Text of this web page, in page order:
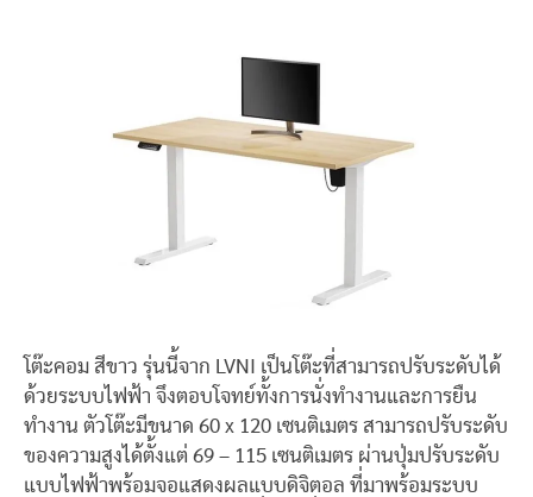
โต๊ะคอม สีขาว รุ่นนี้จาก LVNI เป็นโต๊ะที่สามารถปรับระดับได้
ด้วยระบบไฟฟ้า จึงตอบโจทย์ทั้งการนั่งทำงานและการยืน
ทำงาน ตัวโต๊ะมีขนาด 60 x 120 เซนติเมตร สามารถปรับระดับ
ของความสูงได้ตั้งแต่ 69 – 115 เซนติเมตร ผ่านปุ่มปรับระดับ
แบบไฟฟ้าพร้อมจอแสดงผลแบบดิจิตอล ที่มาพร้อมระบบ